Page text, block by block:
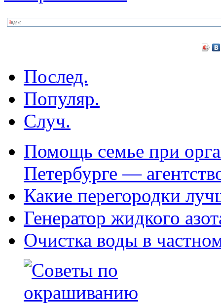
Послед.
Популяр.
Случ.
Помощь семье при
Петербурге —
Какие перегородки
Генератор жидкого
Очистка воды в